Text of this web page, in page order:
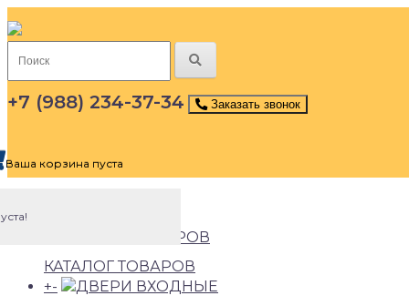
+7 (988) 234-37-34 Заказать звонок
Ваша корзина пуста
КАТАЛОГ ТОВАРОВ
+-